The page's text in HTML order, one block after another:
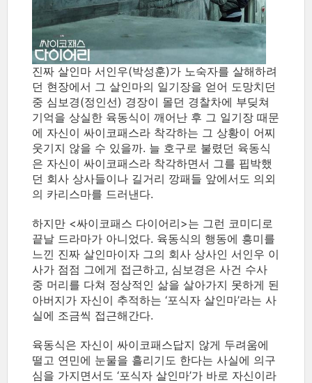
진짜 살인마 서인우(박성훈)가 노숙자를 살해하려
던 현장에서 그 살인마의 일기장을 얻어 도망치던
중 심보경(정인선) 경장이 몰던 경찰차에 부딪쳐
기억을 상실한 육동식이 깨어난 후 그 일기장 때문
에 자신이 싸이코패스라 착각하는 그 상황이 어찌
웃기지 않을 수 있을까. 늘 호구로 불렸던 육동식
은 자신이 싸이코패스라 착각하면서 그를 핍박했
던 회사 상사들이나 길거리 깡패들 앞에서도 의외
의 카리스마를 드러낸다.
하지만 <싸이코패스 다이어리>는 그런 코미디로
끝날 드라마가 아니었다. 육동식의 행동에 흥미를
느낀 진짜 살인마이자 그의 회사 상사인 서인우 이
사가 점점 그에게 접근하고, 심보경은 사건 수사
중 머리를 다쳐 정상적인 삶을 살아가지 못하게 된
아버지가 자신이 추적하는 ‘포식자 살인마’라는 사
실에 조금씩 접근해간다.
육동식은 자신이 싸이코패스답지 않게 두려움에
떨고 연민에 눈물을 흘리기도 한다는 사실에 의구
심을 가지면서도 ‘포식자 살인마’가 바로 자신이라